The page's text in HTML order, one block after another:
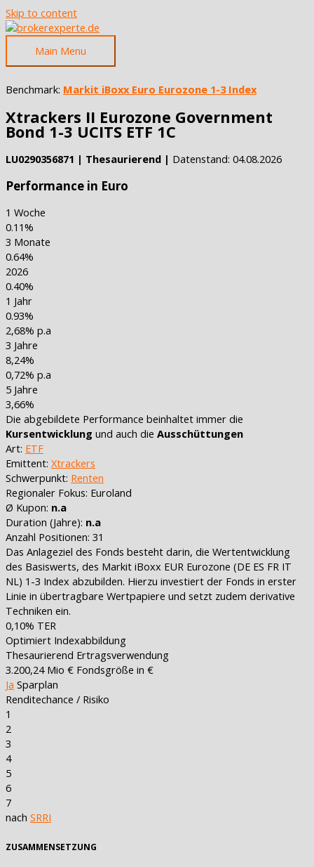
Skip to content
Main Menu
Benchmark: Markit iBoxx Euro Eurozone 1-3 Index
Xtrackers II Eurozone Government
Bond 1-3 UCITS ETF 1C
LU0290356871 | Thesaurierend | Datenstand: 04.08.2026
Performance in Euro
1 Woche
0.11%
3 Monate
0.64%
2026
0.40%
1 Jahr
0.93%
2,68% p.a
3 Jahre
8,24%
0,72% p.a
5 Jahre
3,66%
Die abgebildete Performance beinhaltet immer die
Kursentwicklung und auch die Ausschüttungen
Art: ETF
Emittent: Xtrackers
Schwerpunkt: Renten
Regionaler Fokus: Euroland
Ø Kupon: n.a
Duration (Jahre): n.a
Anzahl Positionen: 31
Das Anlageziel des Fonds besteht darin, die Wertentwicklung
des Basiswerts, des Markit iBoxx EUR Eurozone (DE ES FR IT
NL) 1-3 Index abzubilden. Hierzu investiert der Fonds in erster
Linie in übertragbare Wertpapiere und setzt zudem derivative
Techniken ein.
0,10% TER
Optimiert Indexabbildung
Thesaurierend Ertragsverwendung
3.200,24 Mio € Fondsgröße in €
Ja Sparplan
Renditechance / Risiko
1
2
3
4
5
6
7
nach SRRI
ZUSAMMENSETZUNG